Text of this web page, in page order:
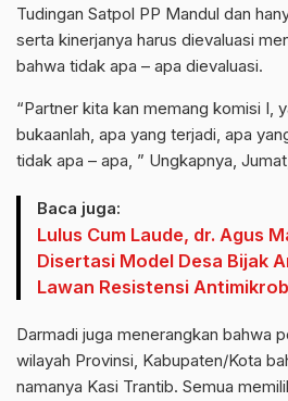
Tudingan Satpol PP Mandul dan
serta kinerjanya harus dievaluasi
bahwa tidak apa – apa dievaluasi.
“Partner kita kan memang komisi I,
bukaanlah, apa yang terjadi, apa
tidak apa – apa, ” Ungkapnya,
Baca juga:
Lulus Cum Laude, dr. Agus
Disertasi Model Desa Bijak
Lawan Resistensi
Darmadi juga menerangkan bahwa
wilayah Provinsi, Kabupaten/Kota
namanya Kasi Trantib. Semua